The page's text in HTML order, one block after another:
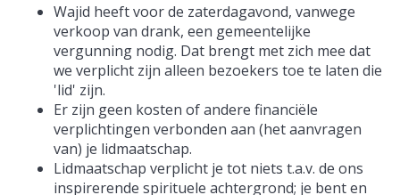
Wajid heeft voor de zaterdagavond, vanwege
verkoop van drank, een gemeentelijke
vergunning nodig. Dat brengt met zich mee dat
we verplicht zijn alleen bezoekers toe te laten die
'lid' zijn.
Er zijn geen kosten of andere financiële
verplichtingen verbonden aan (het aanvragen
van) je lidmaatschap.
Lidmaatschap verplicht je tot niets t.a.v. de ons
inspirerende spirituele achtergrond; je bent en